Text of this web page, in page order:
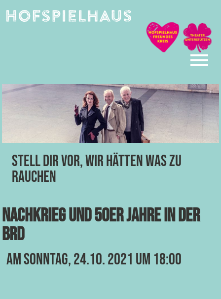
Stell dir vor, wir hätten was zu
Rauchen
Nachkrieg und 50er Jahre in der
BRD
Am Sonntag, 24.10. 2021 um 18:00